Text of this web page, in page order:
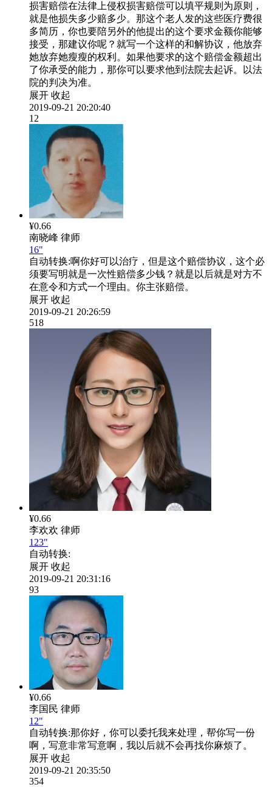
损害赔偿在法律上侵权损害赔偿可以填平规则为原则，
就是他损失多少赔多少。那这个老人发的这些医疗费很
多简历，你也要陪另外的他提出的这个要求金额你能够
接受，那建议你呢？就写一个这样的和解协议，他放弃
她放弃她瘦瘦的权利。如果他要求的这个赔偿金额超出
了你承受的能力，那你可以要求他到法院去起诉。以法
院的判决为准。
展开 收起
2019-09-21 20:20:40
12
¥0.66
南晓峰 律师
16"
自动转换:啊你好可以治疗，但是这个赔偿协议，这个必
须要写明就是一次性赔偿多少钱？就是以后就是对方不
在意令和方式一个理由。你主张赔偿。
展开 收起
2019-09-21 20:26:59
518
¥0.66
李欢欢 律师
123"
自动转换:
展开 收起
2019-09-21 20:31:16
93
¥0.66
李国民 律师
12"
自动转换:那你好，你可以委托我来处理，帮你写一份
啊，写意非常写意啊，我以后就不会再找你麻烦了。
展开 收起
2019-09-21 20:35:50
354